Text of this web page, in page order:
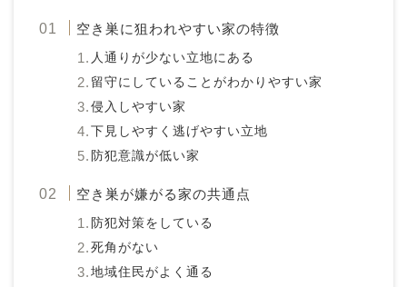
空き巣に狙われやすい家の特徴
人通りが少ない立地にある
留守にしていることがわかりやすい家
侵入しやすい家
下見しやすく逃げやすい立地
防犯意識が低い家
空き巣が嫌がる家の共通点
防犯対策をしている
死角がない
地域住民がよく通る